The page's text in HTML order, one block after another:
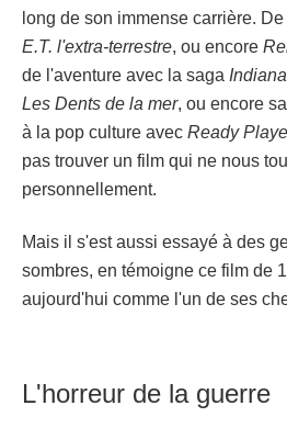
long de son immense carrière.
E.T. l'extra-terrestre, ou encore
de l'aventure avec la saga
Les Dents de la mer, ou encore
à la pop culture avec Ready
pas trouver un film qui ne nous
personnellement.
Mais il s'est aussi essayé à des
sombres, en témoigne ce film de
aujourd'hui comme l'un de ses
L'horreur de la guerre